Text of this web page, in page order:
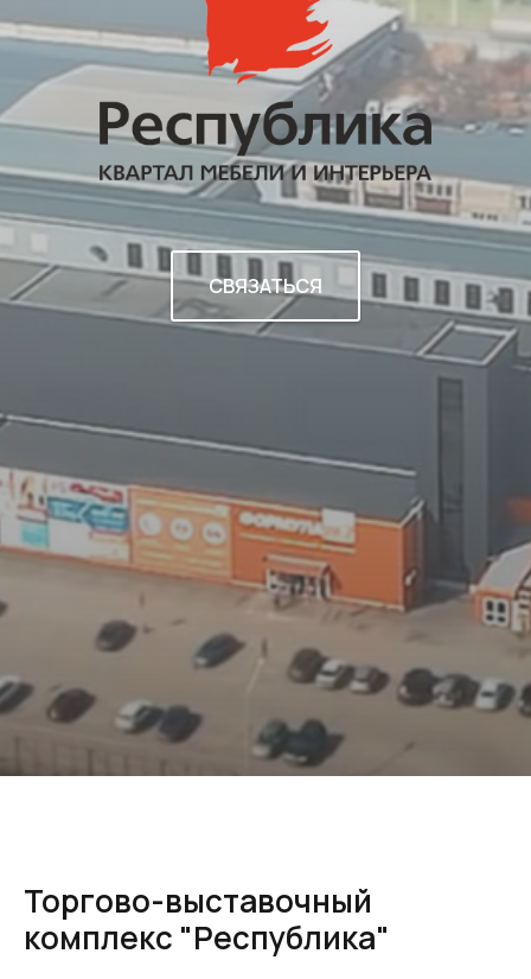
СВЯЗАТЬСЯ
Торгово-выставочный
комплекс "Республика"